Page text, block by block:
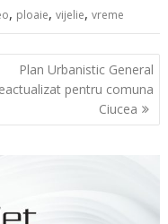
, ploaie,vijelie,vreme
Plan Urbanistic General
pentru comuna
Ciucea